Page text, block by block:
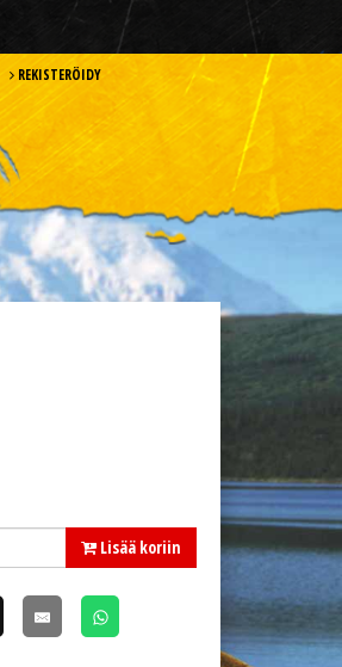
REKISTERÖIDY
Lisää koriin